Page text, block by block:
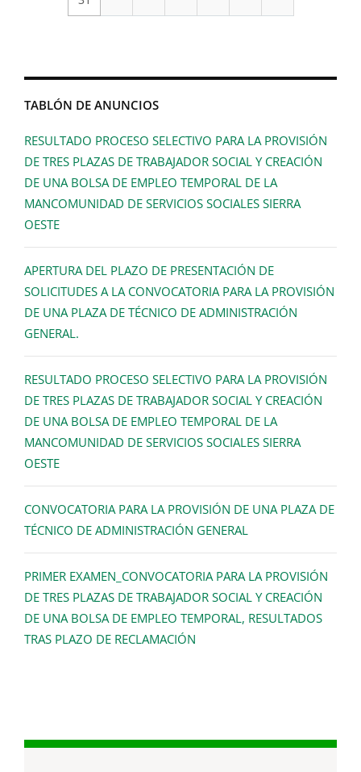
TABLÓN DE ANUNCIOS
RESULTADO PROCESO SELECTIVO PARA LA PROVISIÓN
DE TRES PLAZAS DE TRABAJADOR SOCIAL Y CREACIÓN
DE UNA BOLSA DE EMPLEO TEMPORAL DE LA
MANCOMUNIDAD DE SERVICIOS SOCIALES SIERRA
OESTE
APERTURA DEL PLAZO DE PRESENTACIÓN DE
SOLICITUDES A LA CONVOCATORIA PARA LA PROVISIÓN
DE UNA PLAZA DE TÉCNICO DE ADMINISTRACIÓN
GENERAL.
RESULTADO PROCESO SELECTIVO PARA LA PROVISIÓN
DE TRES PLAZAS DE TRABAJADOR SOCIAL Y CREACIÓN
DE UNA BOLSA DE EMPLEO TEMPORAL DE LA
MANCOMUNIDAD DE SERVICIOS SOCIALES SIERRA
OESTE
CONVOCATORIA PARA LA PROVISIÓN DE UNA PLAZA DE
TÉCNICO DE ADMINISTRACIÓN GENERAL
PRIMER EXAMEN_CONVOCATORIA PARA LA PROVISIÓN
DE TRES PLAZAS DE TRABAJADOR SOCIAL Y CREACIÓN
DE UNA BOLSA DE EMPLEO TEMPORAL, RESULTADOS
TRAS PLAZO DE RECLAMACIÓN